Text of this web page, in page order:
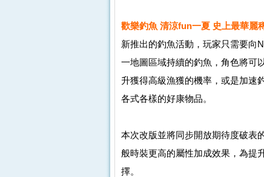
歡樂釣魚 清涼fun一夏 史上最華麗
新推出的釣魚活動，玩家只需要向
一地圖區域持續的釣魚，角色將可
升獲得高級漁獲的機率，或是加速
各式各樣的好康物品。
本次改版並將同步開放期待度破表
般時裝更高的屬性加成效果，為提
擇。